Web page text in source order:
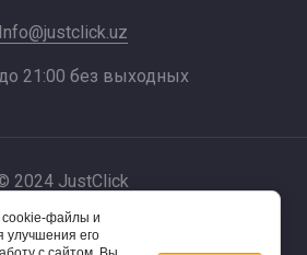
Info@justclick.uz
21:00 без выходных
2024 JustClick
by
cookie-файлы и
улучшения его